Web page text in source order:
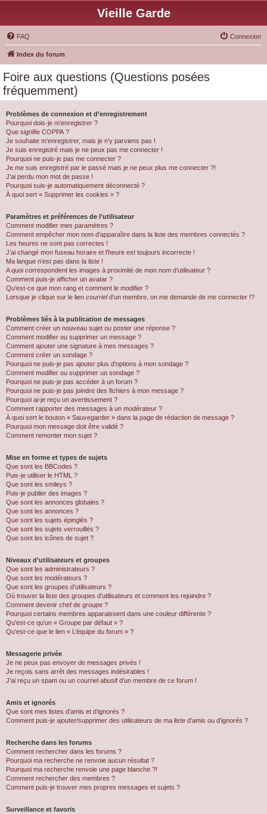
Vieille Garde
FAQ Connexion
Index du forum
Foire aux questions (Questions posées
fréquemment)
Problèmes de connexion et d’enregistrement
Pourquoi dois-je m’enregistrer ?
Que signifie COPPA ?
Je souhaite m’enregistrer, mais je n’y parviens pas !
Je suis enregistré mais je ne peux pas me connecter !
Pourquoi ne puis-je pas me connecter ?
Je me suis enregistré par le passé mais je ne peux plus me connecter ?!
J’ai perdu mon mot de passe !
Pourquoi suis-je automatiquement déconnecté ?
À quoi sert « Supprimer les cookies » ?
Paramètres et préférences de l’utilisateur
Comment modifier mes paramètres ?
Comment empêcher mon nom d’apparaître dans la liste des membres connectés ?
Les heures ne sont pas correctes !
J’ai changé mon fuseau horaire et l’heure est toujours incorrecte !
Ma langue n’est pas dans la liste !
A quoi correspondent les images à proximité de mon nom d’utilisateur ?
Comment puis-je afficher un avatar ?
Qu’est-ce que mon rang et comment le modifier ?
Lorsque je clique sur le lien courrield’un membre, on me demande de me connecter !?
Problèmes liés à la publication de messages
Comment créer un nouveau sujet ou poster une réponse ?
Comment modifier ou supprimer un message ?
Comment ajouter une signature à mes messages ?
Comment créer un sondage ?
Pourquoi ne puis-je pas ajouter plus d’options à mon sondage ?
Comment modifier ou supprimer un sondage ?
Pourquoi ne puis-je pas accéder à un forum ?
Pourquoi ne puis-je pas joindre des fichiers à mon message ?
Pourquoi ai-je reçu un avertissement ?
Comment rapporter des messages à un modérateur ?
À quoi sert le bouton « Sauvegarder » dans la page de rédaction de message ?
Pourquoi mon message doit être validé ?
Comment remonter mon sujet ?
Mise en forme et types de sujets
Que sont les BBCodes ?
Puis-je utiliser le HTML ?
Que sont les smileys ?
Puis-je publier des images ?
Que sont les annonces globales ?
Que sont les annonces ?
Que sont les sujets épinglés ?
Que sont les sujets verrouillés ?
Que sont les icônes de sujet ?
Niveaux d’utilisateurs et groupes
Que sont les administrateurs ?
Que sont les modérateurs ?
Que sont les groupes d’utilisateurs ?
Où trouver la liste des groupes d’utilisateurs et comment les rejoindre ?
Comment devenir chef de groupe ?
Pourquoi certains membres apparaissent dans une couleur différente ?
Qu’est-ce qu’un « Groupe par défaut » ?
Qu’est-ce que le lien « L’équipe du forum » ?
Messagerie privée
Je ne peux pas envoyer de messages privés !
Je reçois sans arrêt des messages indésirables !
J’ai reçu un spam ou un courriel abusif d’un membre de ce forum !
Amis et ignorés
Que sont mes listes d’amis et d’ignorés ?
Comment puis-je ajouter/supprimer des utilisateurs de ma liste d’amis ou d’ignorés ?
Recherche dans les forums
Comment rechercher dans les forums ?
Pourquoi ma recherche ne renvoie aucun résultat ?
Pourquoi ma recherche renvoie une page blanche ?!
Comment rechercher des membres ?
Comment puis-je trouver mes propres messages et sujets ?
Surveillance et favoris